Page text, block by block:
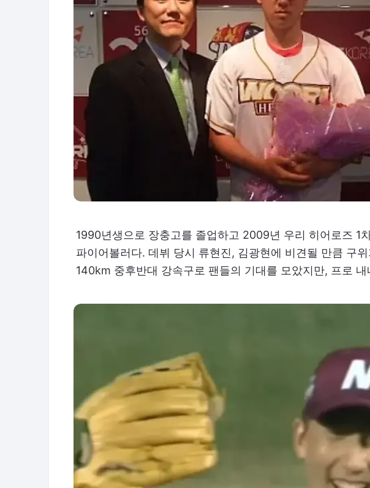
1990년생으로 장충고를 졸업하고 2009년 우리 히어로즈 1
파이어볼러다. 데뷔 당시 류현진, 김광현에 비견될 만큼 구
140km 중후반대 강속구로 팬들의 기대를 모았지만, 프로